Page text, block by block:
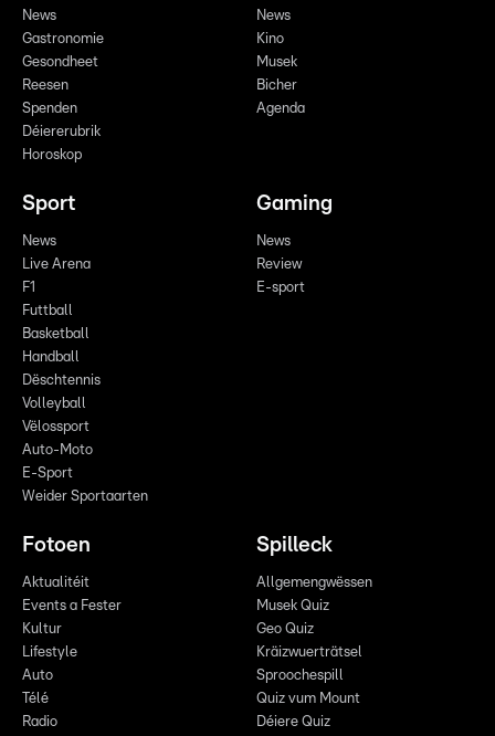
News
Gastronomie
Gesondheet
Reesen
Spenden
Déiererubrik
Horoskop
News
Kino
Musek
Bicher
Agenda
Sport
News
Live Arena
F1
Futtball
Basketball
Handball
Dëschtennis
Volleyball
Vëlossport
Auto-Moto
E-Sport
Weider Sportaarten
Gaming
News
Review
E-sport
Fotoen
Aktualitéit
Events a Fester
Kultur
Lifestyle
Auto
Télé
Radio
Spilleck
Allgemengwëssen
Musek Quiz
Geo Quiz
Kräizwuerträtsel
Sproochespill
Quiz vum Mount
Déiere Quiz